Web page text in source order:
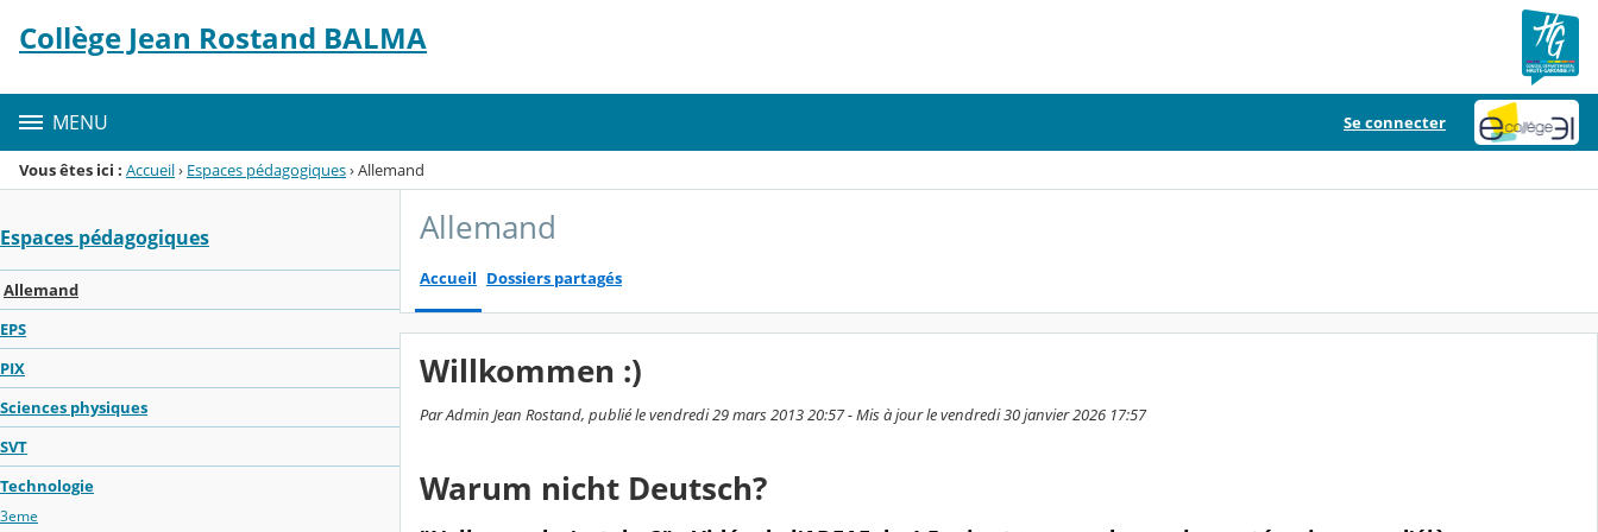
Menu de la rubrique
Contenu
Collège Jean Rostand BALMA
MENU Se connecter
Vous êtes ici : Accueil› Espaces pédagogiques›Allemand
Espaces pédagogiques
Allemand
EPS
PIX
Sciences physiques
SVT
Technologie
3eme
Allemand
Accueil Dossiers partagés
Willkommen :)
Par Admin Jean Rostand, publié le vendredi 29 mars 2013 20:57 - Mis à jour le vendredi 30 janvier 2026 17:57
Warum nicht Deutsch?